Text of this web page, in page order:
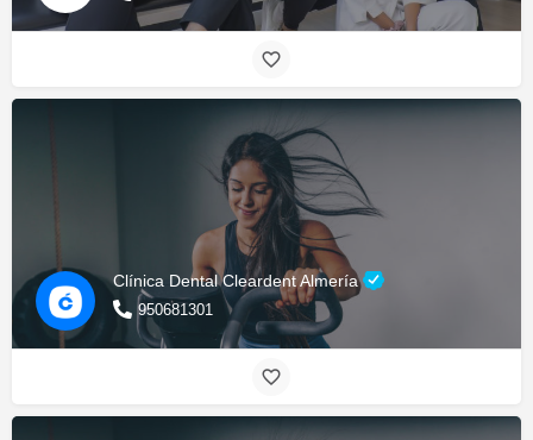
Clínica Dental Cleardent Almería
950681301